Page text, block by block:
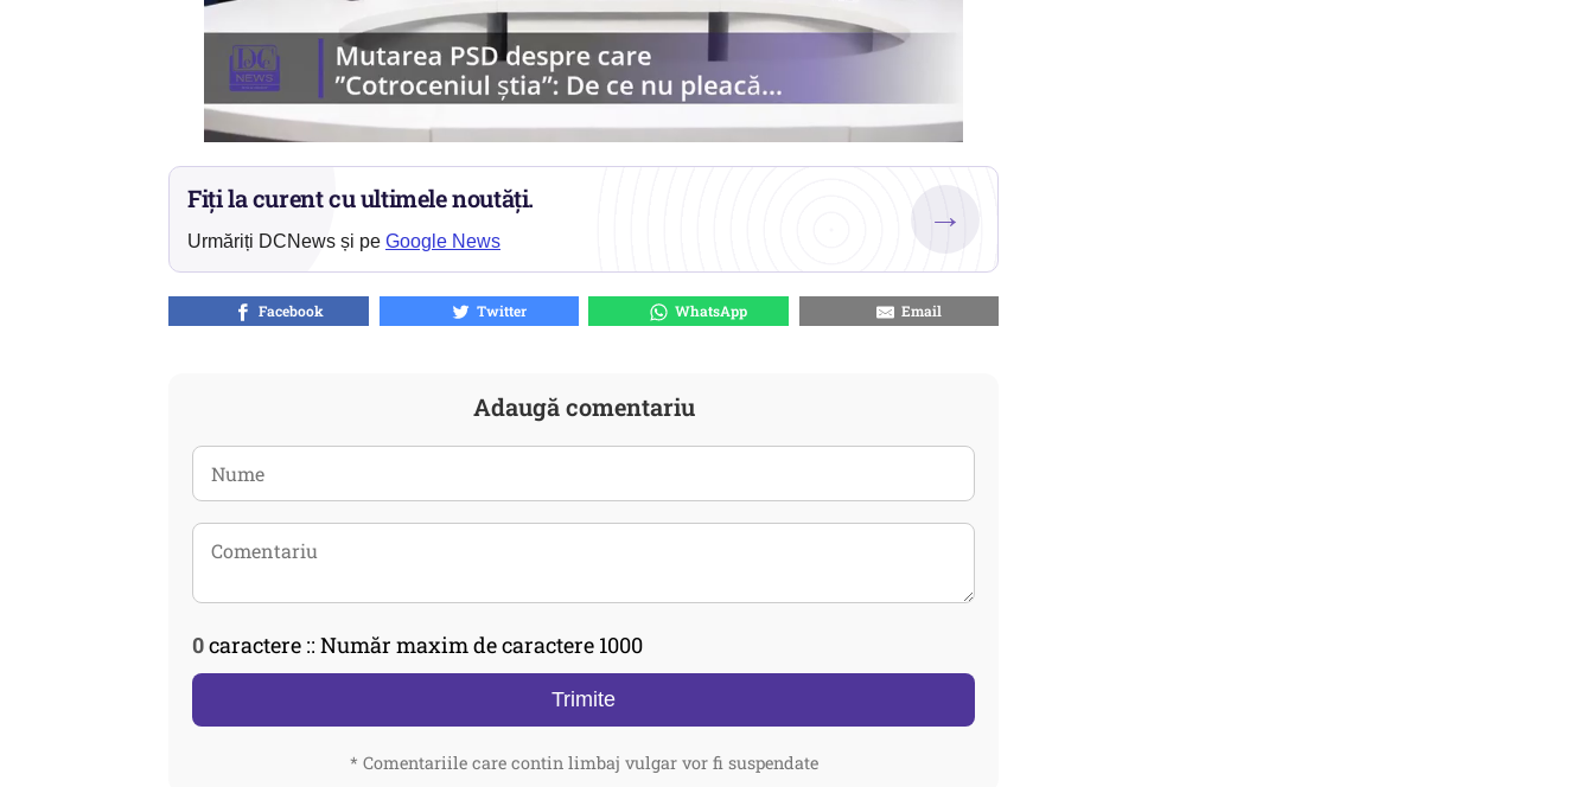
Fiți la curent cu ultimele noutăți.
Urmăriți DCNews și pe Google News
→
Facebook Twitter WhatsApp Email
Adaugă comentariu
0caractere :: Număr maxim de caractere 1000
Trimite
* Comentariile care contin limbaj vulgar vor fi suspendate